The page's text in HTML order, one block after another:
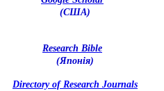
(США)
Research Bible
(Японія)
Directory of Research Journals